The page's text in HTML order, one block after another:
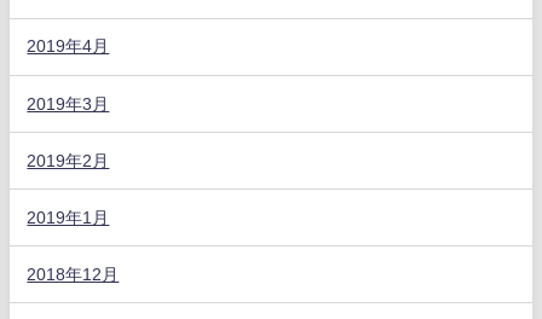
2019年4月
2019年3月
2019年2月
2019年1月
2018年12月